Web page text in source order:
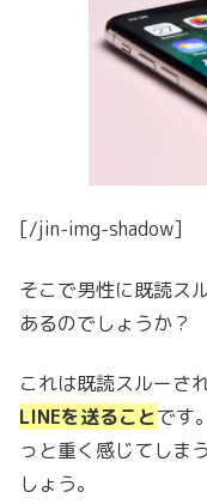
[/jin-img-shadow]
そこで男性に既読ス
あるのでしょうか？
これは既読スルーさ
LINEを送ることです
っと重く感じてしま
しょう。